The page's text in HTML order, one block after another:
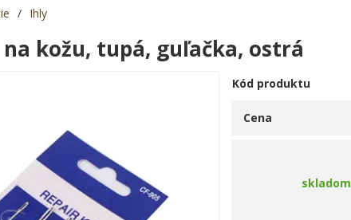
/ Ihly
kožu, tupá, guľačka, ostrá
Kód produktu
Cena
skladom